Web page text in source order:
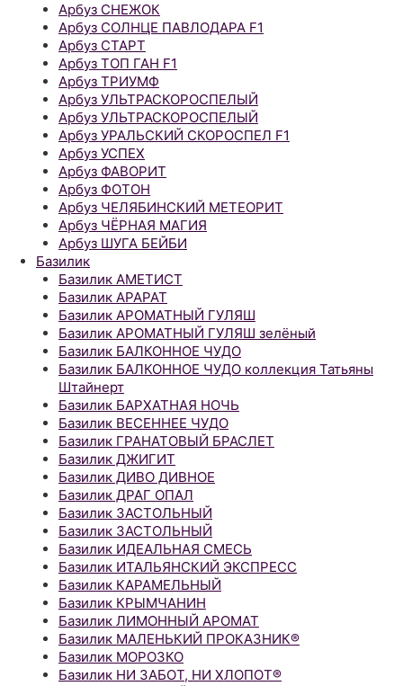
Арбуз СНЕЖОК
Арбуз СОЛНЦЕ ПАВЛОДАРА F1
Арбуз СТАРТ
Арбуз ТОП ГАН F1
Арбуз ТРИУМФ
Арбуз УЛЬТРАСКОРОСПЕЛЫЙ
Арбуз УЛЬТРАСКОРОСПЕЛЫЙ
Арбуз УРАЛЬСКИЙ СКОРОСПЕЛ F1
Арбуз УСПЕХ
Арбуз ФАВОРИТ
Арбуз ФОТОН
Арбуз ЧЕЛЯБИНСКИЙ МЕТЕОРИТ
Арбуз ЧЁРНАЯ МАГИЯ
Арбуз ШУГА БЕЙБИ
Базилик
Базилик АМЕТИСТ
Базилик АРАРАТ
Базилик АРОМАТНЫЙ ГУЛЯШ
Базилик АРОМАТНЫЙ ГУЛЯШ зелёный
Базилик БАЛКОННОЕ ЧУДО
Базилик БАЛКОННОЕ ЧУДО коллекция Татьяны
Штайнерт
Базилик БАРХАТНАЯ НОЧЬ
Базилик ВЕСЕННЕЕ ЧУДО
Базилик ГРАНАТОВЫЙ БРАСЛЕТ
Базилик ДЖИГИТ
Базилик ДИВО ДИВНОЕ
Базилик ДРАГ ОПАЛ
Базилик ЗАСТОЛЬНЫЙ
Базилик ЗАСТОЛЬНЫЙ
Базилик ИДЕАЛЬНАЯ СМЕСЬ
Базилик ИТАЛЬЯНСКИЙ ЭКСПРЕСС
Базилик КАРАМЕЛЬНЫЙ
Базилик КРЫМЧАНИН
Базилик ЛИМОННЫЙ АРОМАТ
Базилик МАЛЕНЬКИЙ ПРОКАЗНИК®
Базилик МОРОЗКО
Базилик НИ ЗАБОТ, НИ ХЛОПОТ®